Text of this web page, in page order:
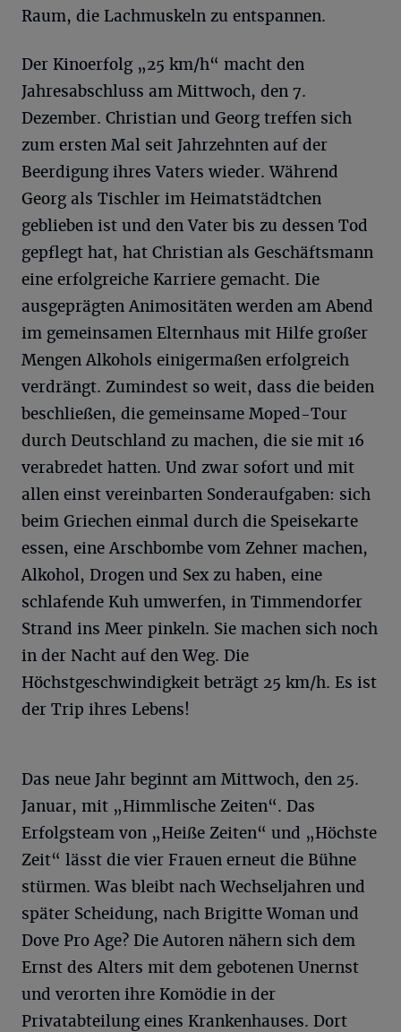
Raum, die Lachmuskeln zu entspannen.
Der Kinoerfolg „25 km/h“ macht den
Jahresabschluss am Mittwoch, den 7.
Dezember. Christian und Georg treffen sich
zum ersten Mal seit Jahrzehnten auf der
Beerdigung ihres Vaters wieder. Während
Georg als Tischler im Heimatstädtchen
geblieben ist und den Vater bis zu dessen Tod
gepflegt hat, hat Christian als Geschäftsmann
eine erfolgreiche Karriere gemacht. Die
ausgeprägten Animositäten werden am Abend
im gemeinsamen Elternhaus mit Hilfe großer
Mengen Alkohols einigermaßen erfolgreich
verdrängt. Zumindest so weit, dass die beiden
beschließen, die gemeinsame Moped-Tour
durch Deutschland zu machen, die sie mit 16
verabredet hatten. Und zwar sofort und mit
allen einst vereinbarten Sonderaufgaben: sich
beim Griechen einmal durch die Speisekarte
essen, eine Arschbombe vom Zehner machen,
Alkohol, Drogen und Sex zu haben, eine
schlafende Kuh umwerfen, in Timmendorfer
Strand ins Meer pinkeln. Sie machen sich noch
in der Nacht auf den Weg. Die
Höchstgeschwindigkeit beträgt 25 km/h. Es ist
der Trip ihres Lebens!
Das neue Jahr beginnt am Mittwoch, den 25.
Januar, mit „Himmlische Zeiten“. Das
Erfolgsteam von „Heiße Zeiten“ und „Höchste
Zeit“ lässt die vier Frauen erneut die Bühne
stürmen. Was bleibt nach Wechseljahren und
später Scheidung, nach Brigitte Woman und
Dove Pro Age? Die Autoren nähern sich dem
Ernst des Alters mit dem gebotenen Unernst
und verorten ihre Komödie in der
Privatabteilung eines Krankenhauses. Dort